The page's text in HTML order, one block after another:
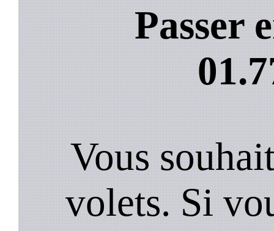
Passer
Vous
volets. Si